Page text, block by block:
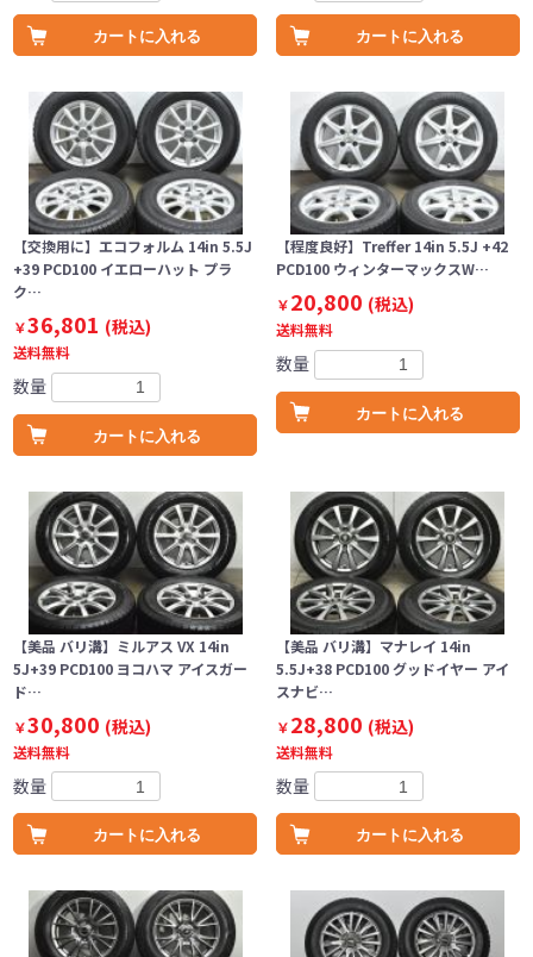
カートに入れる カートに入れる
【交換用に】エコフォルム 14in 5.5J
+39 PCD100 イエローハット プラ
ク…
￥36,801 (税込)
送料無料
数量
カートに入れる
【程度良好】Treffer 14in 5.5J +42
PCD100 ウィンターマックスW…
￥20,800 (税込)
送料無料
数量
カートに入れる
【美品 バリ溝】ミルアス VX 14in
5J+39 PCD100 ヨコハマ アイスガー
ド…
￥30,800 (税込)
送料無料
数量
カートに入れる
【美品 バリ溝】マナレイ 14in
5.5J+38 PCD100 グッドイヤー アイ
スナビ…
￥28,800 (税込)
送料無料
数量
カートに入れる